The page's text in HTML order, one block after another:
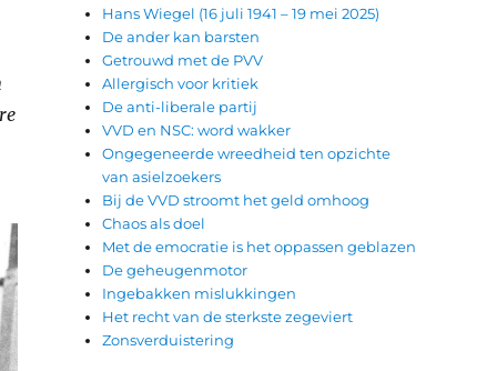
Hans Wiegel (16 juli 1941 – 19 mei 2025)
De ander kan barsten
Getrouwd met de PVV
Allergisch voor kritiek
De anti-liberale partij
VVD en NSC: word wakker
Ongegeneerde wreedheid ten opzichte
van asielzoekers
Bij de VVD stroomt het geld omhoog
Chaos als doel
Met de emocratie is het oppassen geblazen
De geheugenmotor
Ingebakken mislukkingen
Het recht van de sterkste zegeviert
Zonsverduistering